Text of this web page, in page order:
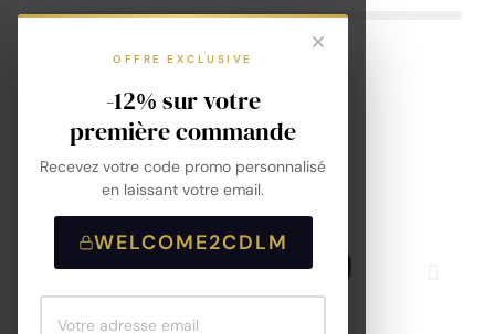
OFFRE EXCLUSIVE
-12% sur votre
première commande
Recevez votre code promo personnalisé
en laissant votre email.
WELCOME2CDLM